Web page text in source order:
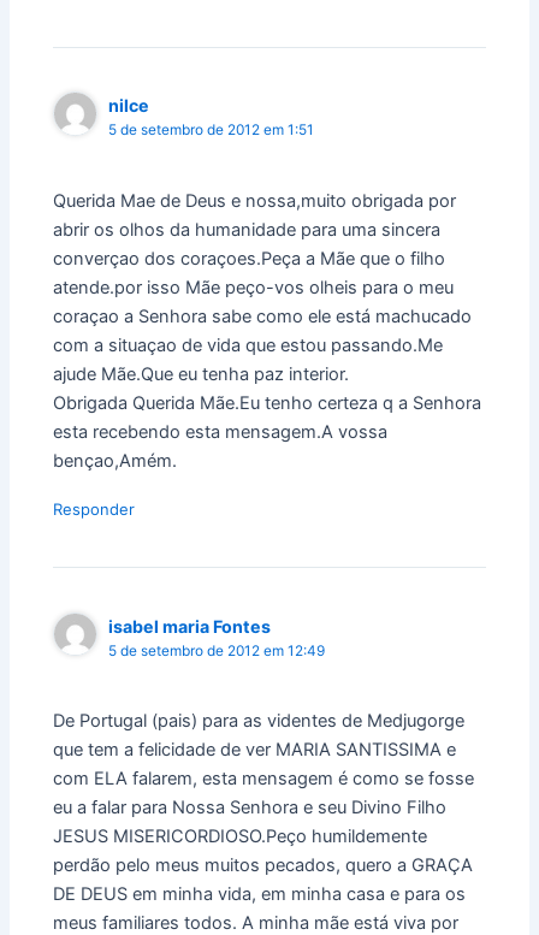
nilce
5 de setembro de 2012 em 1:51
Querida Mae de Deus e nossa,muito obrigada por
abrir os olhos da humanidade para uma sincera
converçao dos coraçoes.Peça a Mãe que o filho
atende.por isso Mãe peço-vos olheis para o meu
coraçao a Senhora sabe como ele está machucado
com a situaçao de vida que estou passando.Me
ajude Mãe.Que eu tenha paz interior.
Obrigada Querida Mãe.Eu tenho certeza q a Senhora
esta recebendo esta mensagem.A vossa
bençao,Amém.
Responder
isabel maria Fontes
5 de setembro de 2012 em 12:49
De Portugal (pais) para as videntes de Medjugorge
que tem a felicidade de ver MARIA SANTISSIMA e
com ELA falarem, esta mensagem é como se fosse
eu a falar para Nossa Senhora e seu Divino Filho
JESUS MISERICORDIOSO.Peço humildemente
perdão pelo meus muitos pecados, quero a GRAÇA
DE DEUS em minha vida, em minha casa e para os
meus familiares todos. A minha mãe está viva por